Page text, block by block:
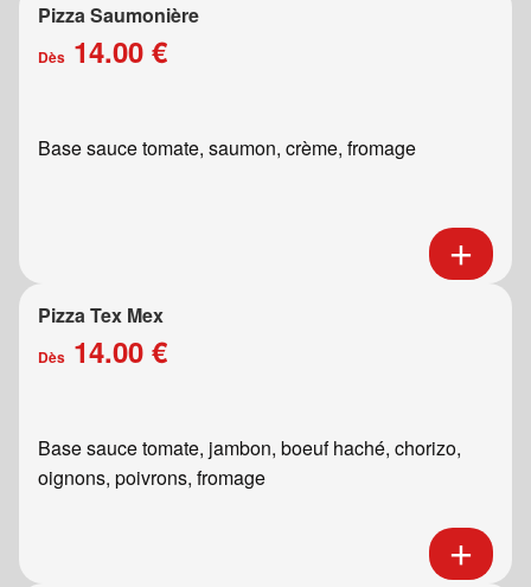
Pizza Saumonière
Dès 14.00 €
Base sauce tomate, saumon, crème, fromage
Pizza Tex Mex
Dès 14.00 €
Base sauce tomate, jambon, boeuf haché, chorizo,
oignons, poivrons, fromage